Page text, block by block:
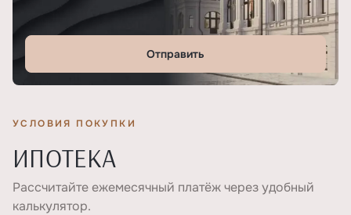
Отправить
УСЛОВИЯ ПОКУПКИ
ИПОТЕКА
Рассчитайте ежемесячный платёж через удобный
калькулятор.